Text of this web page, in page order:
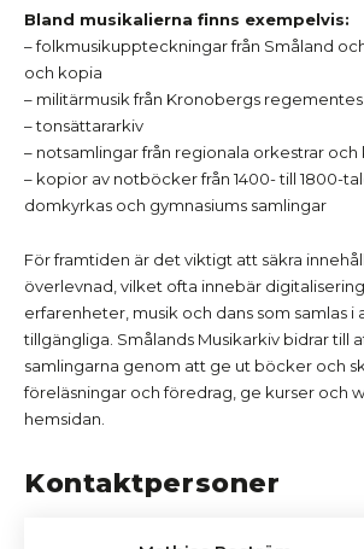
Bland musikalierna finns exempelvis:
– folkmusikuppteckningar från Småland
och kopia
– militärmusik från Kronobergs
– tonsättararkiv
– notsamlingar från regionala orkestrar och
– kopior av notböcker från 1400- till 1800-
domkyrkas och gymnasiums samlingar
För framtiden är det viktigt att säkra
överlevnad, vilket ofta innebär
erfarenheter, musik och dans som samlas i
tillgängliga. Smålands Musikarkiv bidrar till
samlingarna genom att ge ut böcker och
föreläsningar och föredrag, ge kurser och
hemsidan.
Kontaktpersoner